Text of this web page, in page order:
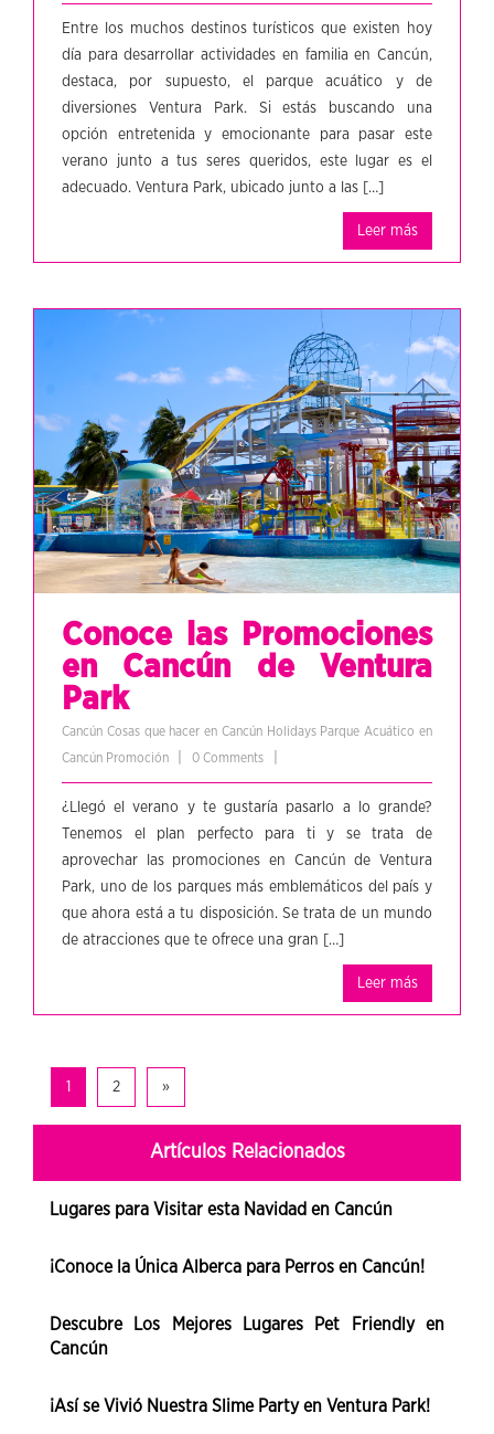
Entre los muchos destinos turísticos que existen hoy
día para desarrollar actividades en familia en Cancún,
destaca, por supuesto, el parque acuático y de
diversiones Ventura Park. Si estás buscando una
opción entretenida y emocionante para pasar este
verano junto a tus seres queridos, este lugar es el
adecuado. Ventura Park, ubicado junto a las […]
Leer más
Conoce las Promociones
en Cancún de Ventura
Park
Cancún Cosas que hacer en Cancún Holidays Parque Acuático en
Cancún Promoción 0 Comments
¿Llegó el verano y te gustaría pasarlo a lo grande?
Tenemos el plan perfecto para ti y se trata de
aprovechar las promociones en Cancún de Ventura
Park, uno de los parques más emblemáticos del país y
que ahora está a tu disposición. Se trata de un mundo
de atracciones que te ofrece una gran […]
Leer más
1 2 »
Artículos Relacionados
Lugares para Visitar esta Navidad en Cancún
¡Conoce la Única Alberca para Perros en Cancún!
Descubre Los Mejores Lugares Pet Friendly en
Cancún
¡Así se Vivió Nuestra Slime Party en Ventura Park!